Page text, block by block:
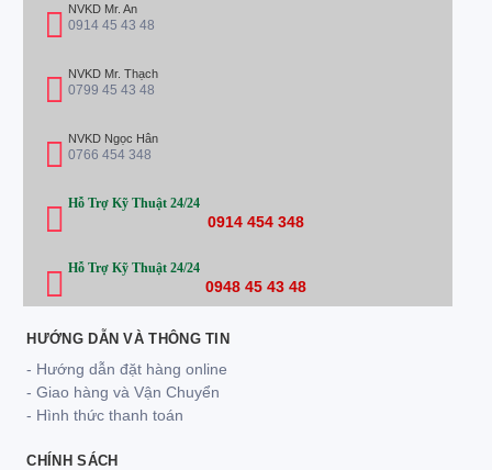
NVKD Mr. An
0914 45 43 48
NVKD Mr. Thạch
0799 45 43 48
NVKD Ngọc Hân
0766 454 348
Hỗ Trợ Kỹ Thuật 24/24
0914 454 348
Hỗ Trợ Kỹ Thuật 24/24
0948 45 43 48
HƯỚNG DẪN VÀ THÔNG TIN
- Hướng dẫn đặt hàng online
- Giao hàng và Vận Chuyển
- Hình thức thanh toán
CHÍNH SÁCH